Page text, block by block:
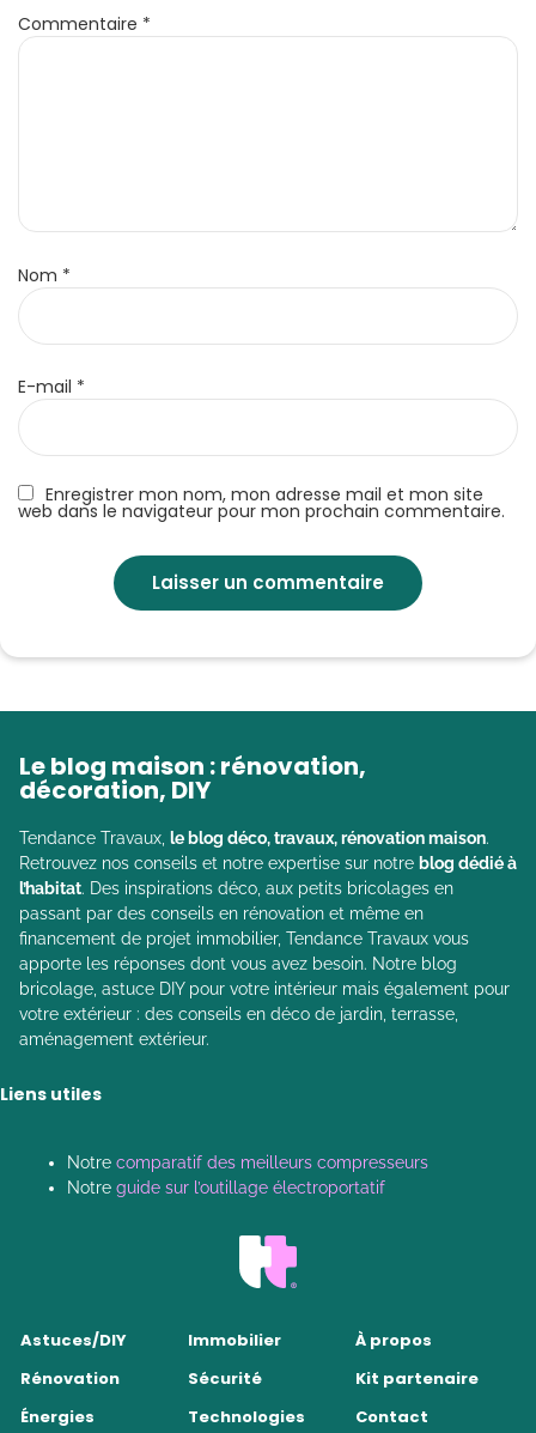
Enregistrer mon nom, mon adresse mail et mon site
web dans le navigateur pour mon prochain commentaire.
Commentaire *
Nom *
E-mail *
Le blog maison : rénovation,
décoration, DIY
Tendance Travaux, le blog déco, travaux, rénovation maison.
Retrouvez nos conseils et notre expertise sur notre blog dédié à
l’habitat. Des inspirations déco, aux petits bricolages en
passant par des conseils en rénovation et même en
financement de projet immobilier, Tendance Travaux vous
apporte les réponses dont vous avez besoin. Notre blog
bricolage, astuce DIY pour votre intérieur mais également pour
votre extérieur : des conseils en déco de jardin, terrasse,
aménagement extérieur.
Liens utiles
Notre comparatif des meilleurs compresseurs
Notre guide sur l’outillage électroportatif
Astuces/DIY
Rénovation
Énergies
Immobilier
Sécurité
Technologies
À propos
Kit partenaire
Contact